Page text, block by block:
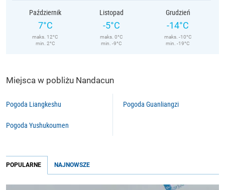
Październik
7°C
maks. 12°C
min. 2°C
Listopad
-5°C
maks. 0°C
min. -9°C
Grudzień
-14°C
maks. -10°C
min. -19°C
Miejsca w pobliżu Nandacun
Pogoda Liangkeshu
Pogoda Yushukoumen
Pogoda Guanliangzi
POPULARNE NAJNOWSZE